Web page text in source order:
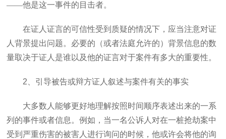
——他是这一事件的目击者。
在证人证言的可信性受到质疑的情况下，应当注意对证
人背景提出问题。必要的（或者法庭允许的）背景信息的数
量取决于证人是谁以及他的证言对于案件有多大的重要性。
2 、引导被告或辩方证人叙述与案件有关的事实
大多数人能够更好地理解按照时间顺序表述出来的一系
列的事件或者信息。例如，当一名公诉人对在一桩抢劫案中
受到严重伤害的被害人进行询问的时候，他或许会将他的询